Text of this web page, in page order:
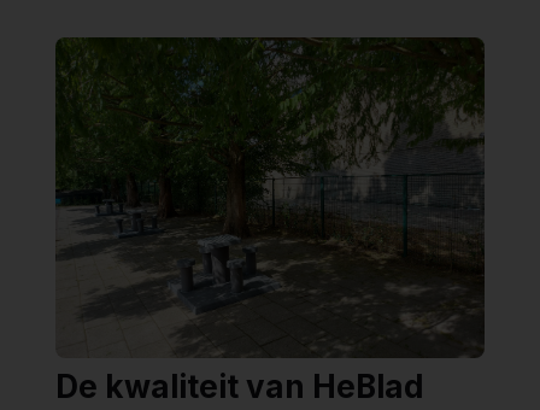
De kwaliteit van HeBlad